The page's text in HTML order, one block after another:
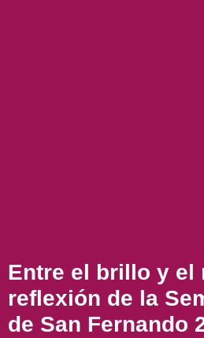
Entre el brillo y el
reflexión de la
de San Fernando